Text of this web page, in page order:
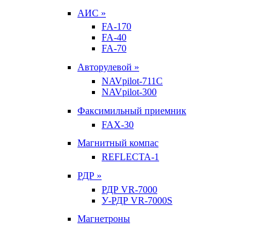
АИС »
FA-170
FA-40
FA-70
Авторулевой »
NAVpilot-711С
NAVpilot-300
Факсимильный приемник
FAX-30
Магнитный компас
REFLECTA-1
РДР »
РДР VR-7000
У-РДР VR-7000S
Магнетроны